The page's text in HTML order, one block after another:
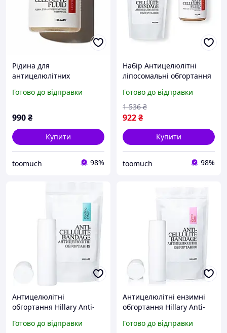
Рідина для
антицелюлітних
Hillary Anti-cellulite
Fluid, 500 мл
Готово до відправки
990₴
Купити
toomuch 98%
Набір Антицелюлітні
ліпосомальні обгортання
cellulite LPD'S Slimming (6
процедур)
Готово до відправки
922₴
1 536 ₴
Купити
toomuch 98%
Антицелюлітні
обгортання Hillary Anti-
Effect з охолоджувальним
Готово до відправки
Антицелюлітні ензимні
обгортання Hillary Anti-
Cell
Готово до відправки